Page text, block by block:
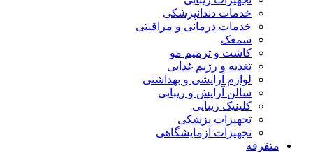
خدمات دندانپزشکی
خدمات درمانی و مراقبتی
سمعک
کاشت و ترمیم مو
تغذیه و رژیم غذایی
لوازم آرایشی و بهداشتی
سالن آرایش و زیبایی
کلینیک زیبایی
تجهیزات پزشکی
تجهیزات آزمایشگاهی
متفرقه